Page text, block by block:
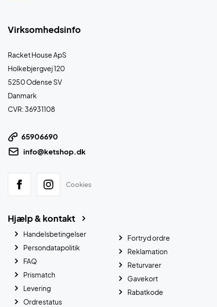
Virksomhedsinfo
Racket House ApS
Holkebjergvej 120
5250 Odense SV
Danmark
CVR: 36931108
65906690
info@ketshop.dk
Cookies
Hjælp & kontakt
Handelsbetingelser
Persondatapolitik
FAQ
Prismatch
Levering
Ordrestatus
Fortryd ordre
Reklamation
Returvarer
Gavekort
Rabatkode